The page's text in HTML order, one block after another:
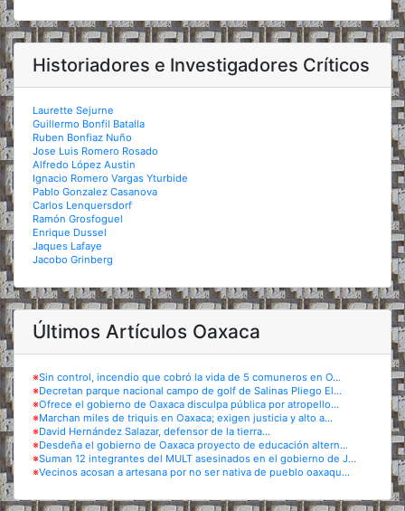
Historiadores e Investigadores Críticos
Laurette Sejurne
Guillermo Bonfil Batalla
Ruben Bonfiaz Nuño
Jose Luis Romero Rosado
Alfredo López Austin
Ignacio Romero Vargas Yturbide
Pablo Gonzalez Casanova
Carlos Lenquersdorf
Ramón Grosfoguel
Enrique Dussel
Jaques Lafaye
Jacobo Grinberg
Últimos Artículos Oaxaca
※Sin control, incendio que cobró la vida de 5 comuneros en O...
※Decretan parque nacional campo de golf de Salinas Pliego El...
※Ofrece el gobierno de Oaxaca disculpa pública por atropello...
※Marchan miles de triquis en Oaxaca; exigen justicia y alto a...
※David Hernández Salazar, defensor de la tierra...
※Desdeña el gobierno de Oaxaca proyecto de educación altern...
※Suman 12 integrantes del MULT asesinados en el gobierno de J...
※Vecinos acosan a artesana por no ser nativa de pueblo oaxaqu...